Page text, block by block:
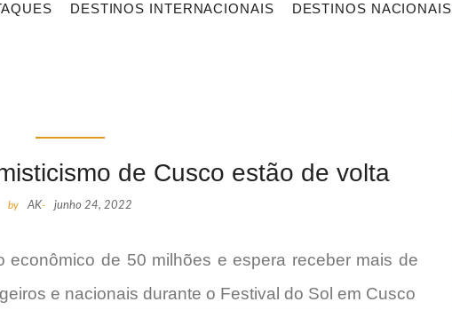
DESTINOS INTERNACIONAIS DESTINOS NACIONAIS
de Cusco estão de volta
by AK- junho 24, 2022
econômico de 50 milhões e espera receber mais de
e nacionais durante o Festival do Sol em Cusco